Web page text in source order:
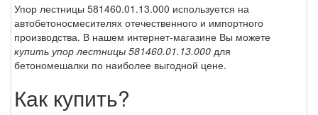
Упор лестницы 581460.01.13.000 используется на
автобетоносмесителях отечественного и импортного
производства. В нашем интернет-магазине Вы можете
купить упор лестницы 581460.01.13.000 для
бетономешалки по наиболее выгодной цене.
Как купить?